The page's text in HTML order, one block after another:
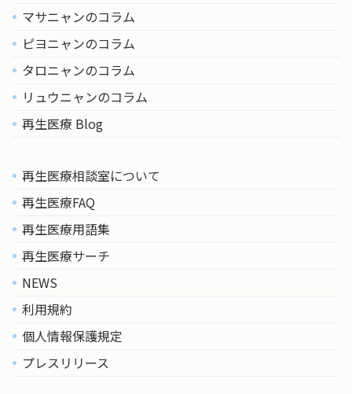
マサニャンのコラム
ピヨニャンのコラム
タロニャンのコラム
リュウニャンのコラム
再生医療 Blog
再生医療相談室について
再生医療FAQ
再生医療用語集
再生医療サーチ
NEWS
利用規約
個人情報保護規定
プレスリリース